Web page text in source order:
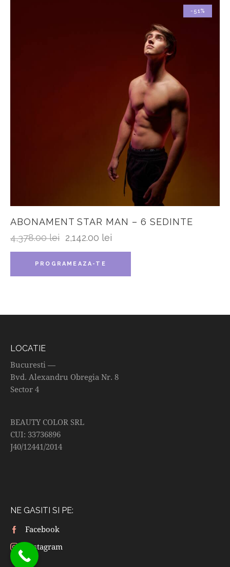
-51%
ABONAMENT STAR MAN – 6 SEDINTE
4,378.00lei 2,142.00 lei
PROGRAMEAZA-TE
LOCATIE
Bucuresti —
Bvd. Alexandru Obregia Nr. 8
Sector 4
BEAUTY COLOR SRL
CUI: 33736896
J40/12441/2014
NE GASITI SI PE:
Facebook
Instagram